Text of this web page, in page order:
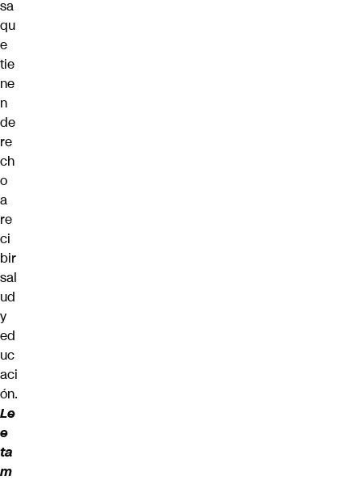
sa
qu
e
tie
ne
n
de
re
ch
o
a
re
ci
bir
sal
ud
y
ed
uc
aci
ón.
Le
e
ta
m